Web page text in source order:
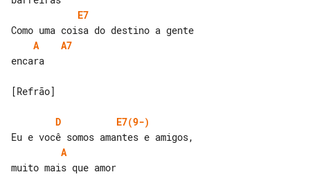
E7
A
A7
encara
[Refrão]
D
E7(9-)
A
muito mais que amor